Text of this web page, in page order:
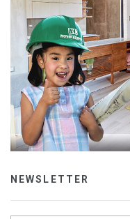
NEWSLETTER